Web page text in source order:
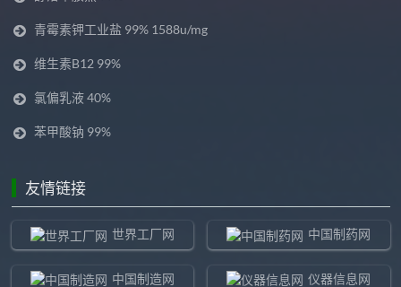
青霉素钾工业盐 99% 1588u/mg
维生素B12 99%
氯偏乳液 40%
苯甲酸钠 99%
友情链接
世界工厂网 中国制药网
中国制造网 仪器信息网